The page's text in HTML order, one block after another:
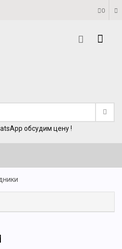
0
обсудим цену !